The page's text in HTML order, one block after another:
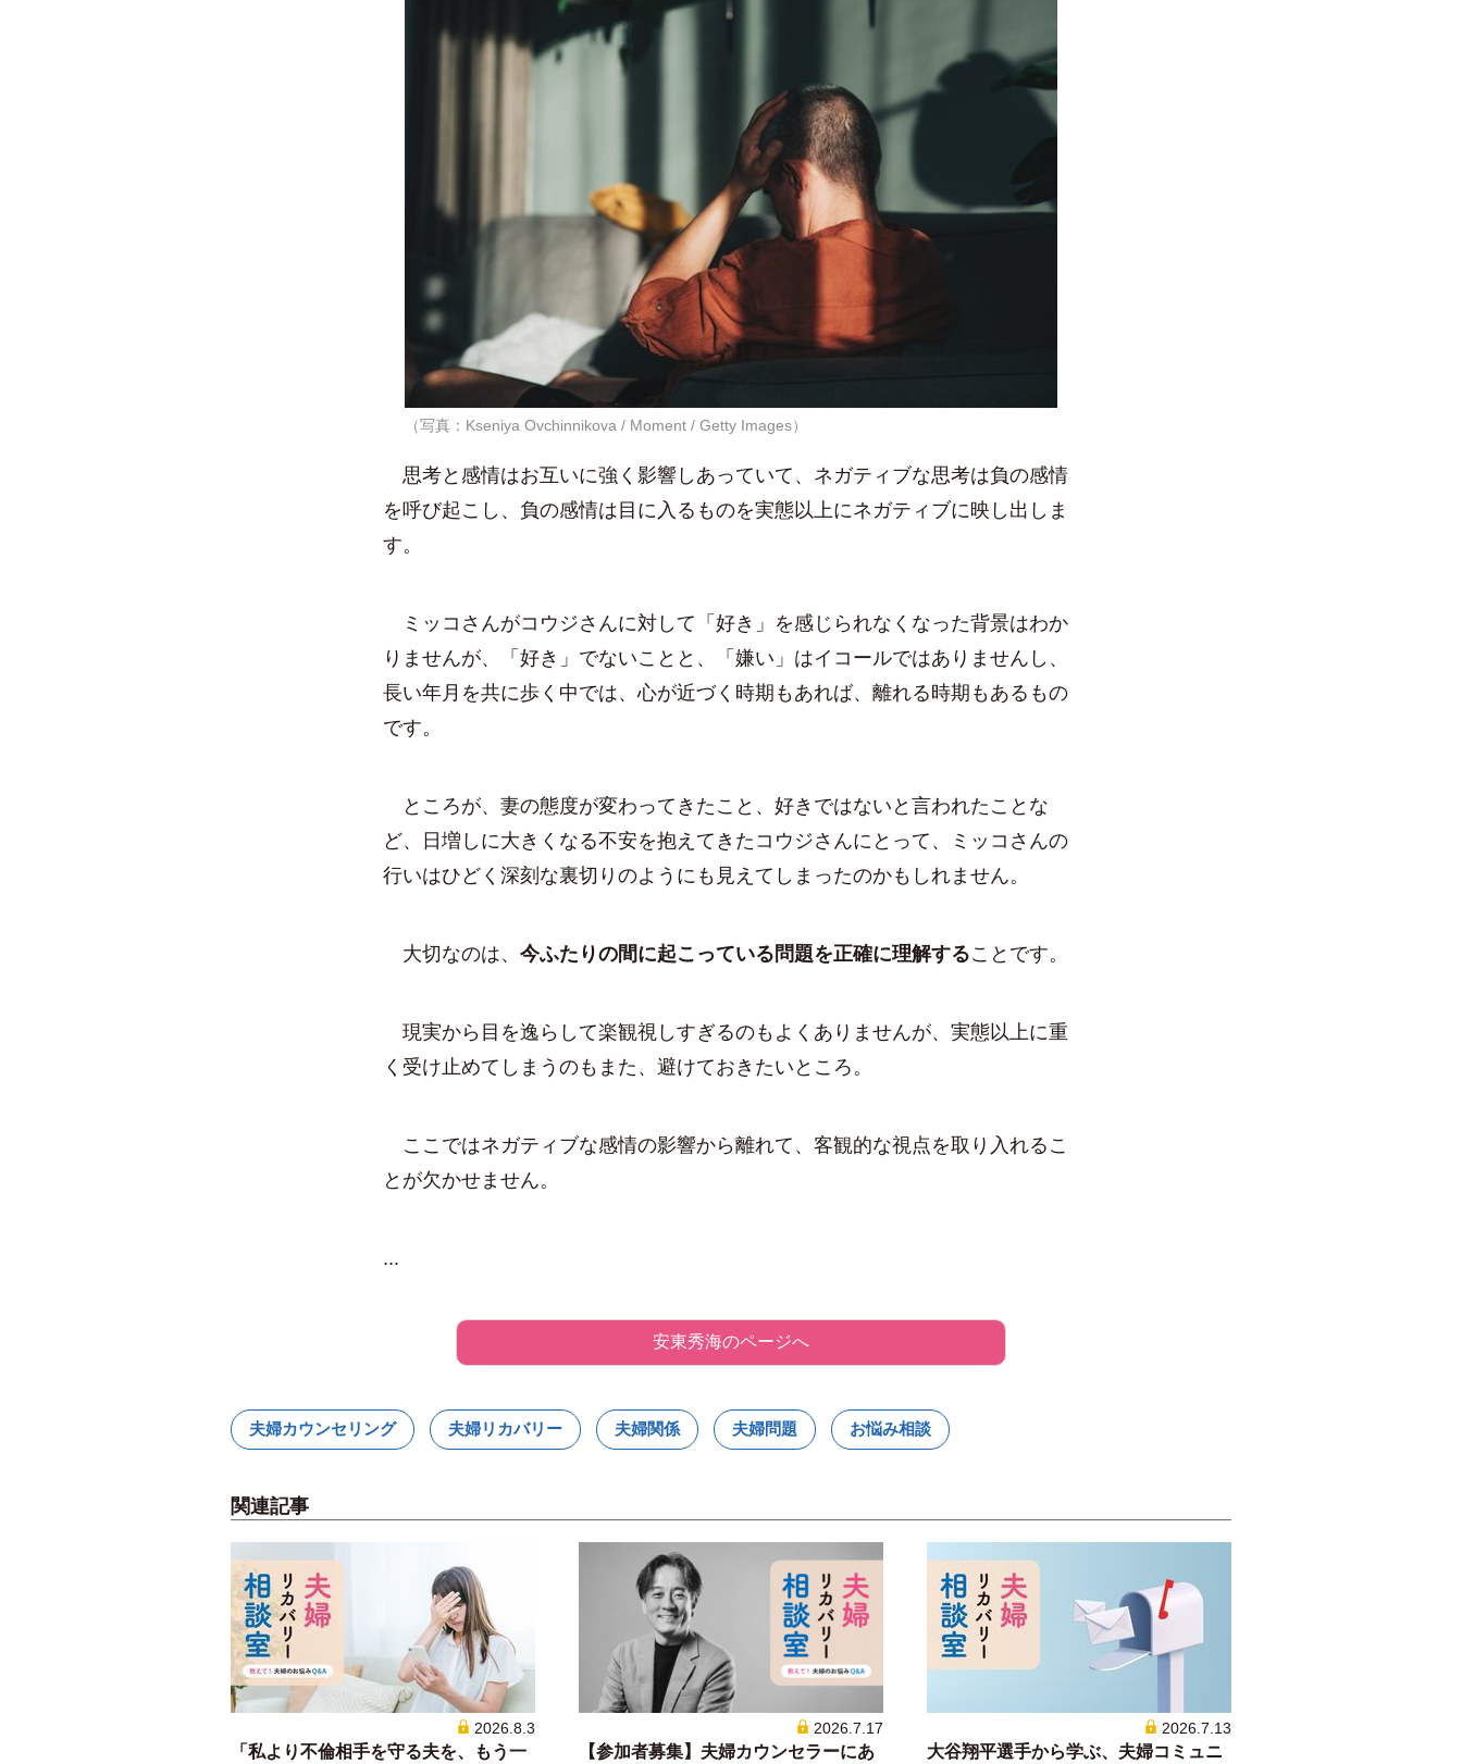
（写真：Kseniya Ovchinnikova / Moment / Getty Images）
思考と感情はお互いに強く影響しあっていて、ネガティブな思考は負の感情
を呼び起こし、負の感情は目に入るものを実態以上にネガティブに映し出しま
す。
ミッコさんがコウジさんに対して「好き」を感じられなくなった背景はわか
りませんが、「好き」でないことと、「嫌い」はイコールではありませんし、
長い年月を共に歩く中では、心が近づく時期もあれば、離れる時期もあるもの
です。
ところが、妻の態度が変わってきたこと、好きではないと言われたことな
ど、日増しに大きくなる不安を抱えてきたコウジさんにとって、ミッコさんの
行いはひどく深刻な裏切りのようにも見えてしまったのかもしれません。
大切なのは、 今ふたりの間に起こっている問題を正確に理解することです。
現実から目を逸らして楽観視しすぎるのもよくありませんが、実態以上に重
く受け止めてしまうのもまた、避けておきたいところ。
ここではネガティブな感情の影響から離れて、客観的な視点を取り入れるこ
とが欠かせません。
...
安東秀海のページへ
夫婦カウンセリング 夫婦リカバリー 夫婦関係 夫婦問題 お悩み相談
関連記事
2026.8.3
「私より不倫相手を守る夫を、もう一
2026.7.17
【参加者募集】夫婦カウンセラーにあ
2026.7.13
大谷翔平選手から学ぶ、夫婦コミュニ